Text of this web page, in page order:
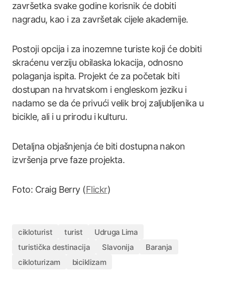
završetka svake godine korisnik će dobiti
nagradu, kao i za završetak cijele akademije.
Postoji opcija i za inozemne turiste koji će dobiti
skraćenu verziju obilaska lokacija, odnosno
polaganja ispita. Projekt će za početak biti
dostupan na hrvatskom i engleskom jeziku i
nadamo se da će privući velik broj zaljubljenika u
bicikle, ali i u prirodu i kulturu.
Detaljna objašnjenja će biti dostupna nakon
izvršenja prve faze projekta.
Foto: Craig Berry (Flickr)
cikloturist turist
Udruga Lima
turistička destinacija
Slavonija
Baranja
cikloturizam
biciklizam